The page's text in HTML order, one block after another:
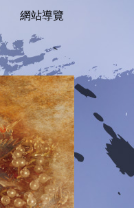
網站導覽